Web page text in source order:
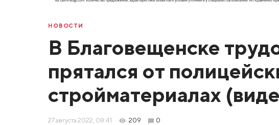
НОВОСТИ
В Благовещенске
прятался от
стройматериалах
27 августа 2022, 08:41 209 0